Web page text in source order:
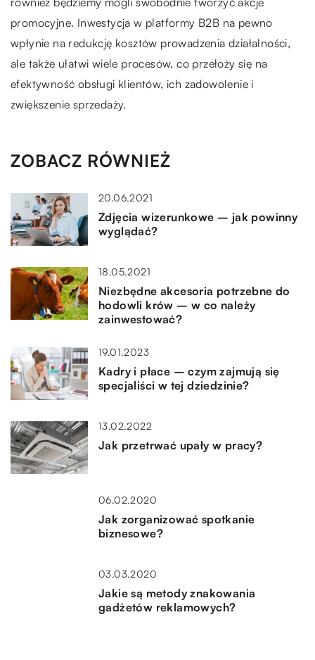
promocyjne. Inwestycja w platformy B2B na pewno
wpłynie na redukcję kosztów prowadzenia działalności,
ale także ułatwi wiele procesów, co przełoży się na
efektywność obsługi klientów, ich zadowolenie i
zwiększenie sprzedaży.
ZOBACZ RÓWNIEŻ
20.06.2021
Zdjęcia wizerunkowe – jak powinny
wyglądać?
18.05.2021
Niezbędne akcesoria potrzebne do
hodowli krów – w co należy
zainwestować?
19.01.2023
Kadry i płace – czym zajmują się
specjaliści w tej dziedzinie?
13.02.2022
Jak przetrwać upały w pracy?
06.02.2020
Jak zorganizować spotkanie
biznesowe?
03.03.2020
Jakie są metody znakowania
gadżetów reklamowych?